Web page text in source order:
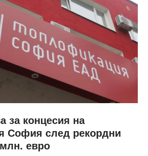
за концесия на
София след рекордни
евро